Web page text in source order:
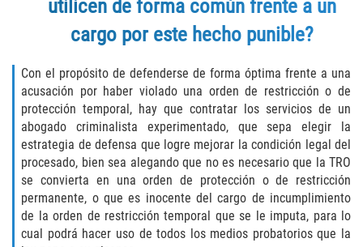
Vehicular Manslaughter
California Marijuana Laws
Manufacturing of Controlled Substances
Possession of Drugs for Sale
Drug Possession
utilicen de forma común frente a un
cargo por este hecho punible?
Con el propósito de defenderse de forma óptima frente a una
acusación por haber violado una orden de restricción o de
protección temporal, hay que contratar los servicios de un
abogado criminalista experimentado, que sepa elegir la
estrategia de defensa que logre mejorar la condición legal del
procesado, bien sea alegando que no es necesario que la TRO
se convierta en una orden de protección o de restricción
permanente, o que es inocente del cargo de incumplimiento
de la orden de restricción temporal que se le imputa, para lo
cual podrá hacer uso de todos los medios probatorios que la